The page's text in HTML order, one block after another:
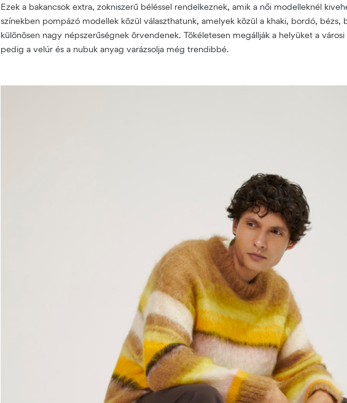
Ezek a bakancsok extra, zokniszerű béléssel rendelkeznek, amik a női modelleknél
színekben pompázó modellek közül választhatunk, amelyek közül a khaki, bordó, bézs,
különösen nagy népszerűségnek örvendenek. Tökéletesen megállják a helyüket a
pedig a velúr és a nubuk anyag varázsolja még trendibbé.